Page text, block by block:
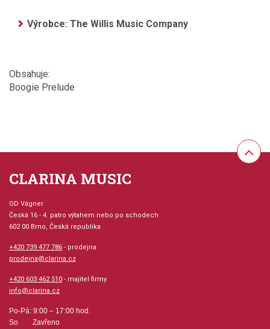
Výrobce: The Willis Music Company
Obsahuje:
Boogie Prelude
CLARINA MUSIC
OD Vágner
Česká 16 - 4. patro výtahem nebo po schodech
602 00 Brno, Česká republika
+420 739 477 786 - prodejna
prodejna@clarina.cz
+420 603 462 510 - majitel firmy
info@clarina.cz
Po-Pá: 9:00 – 17:00 hod.
So Zavřeno